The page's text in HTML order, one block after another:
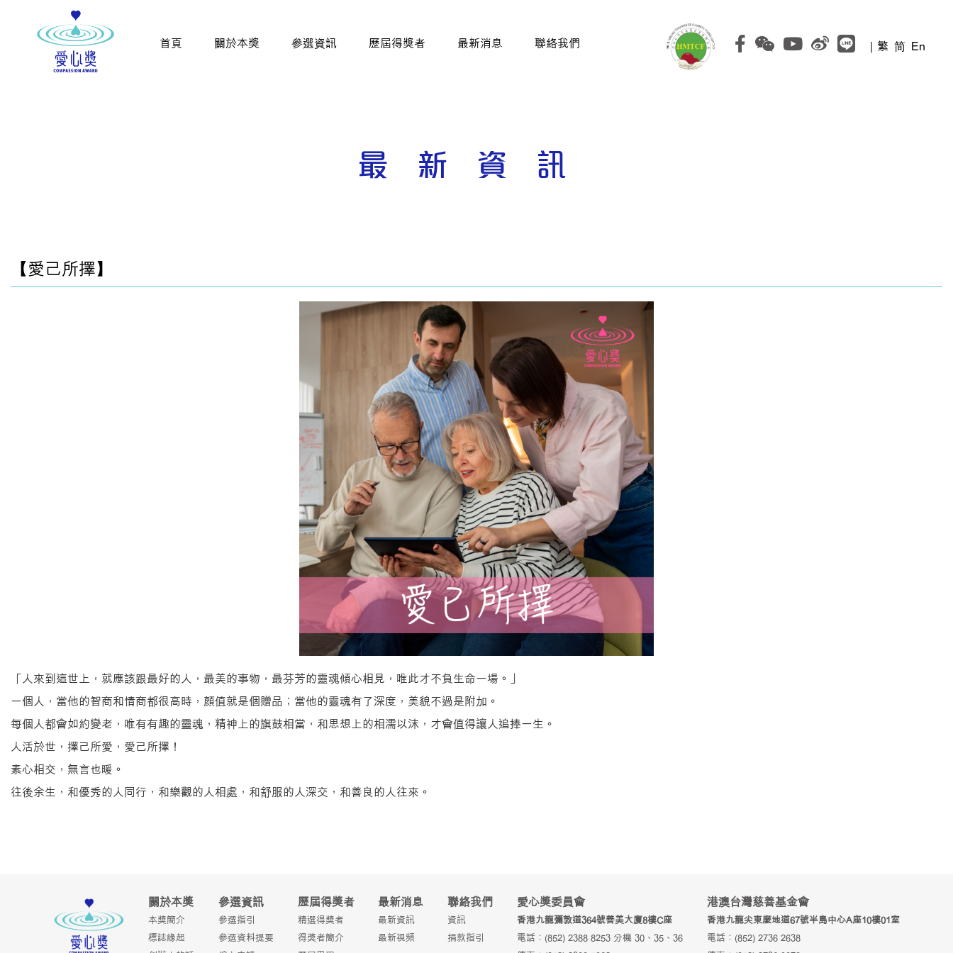
首頁 關於本獎 參選資訊 歷屆得獎者 最新消息 聯絡我們 繁 简 En
最新資訊
【愛己所擇】
「人來到這世上，就應該跟最好的人，最美的事物，最芬芳的靈魂傾心相見，唯此才不負生命一場。」
一個人，當他的智商和情商都很高時，顏值就是個贈品；當他的靈魂有了深度，美貌不過是附加。
每個人都會如約變老，唯有有趣的靈魂，精神上的旗鼓相當，和思想上的相濡以沫，才會值得讓人追捧一生。
人活於世，擇己所愛，愛己所擇！
素心相交，無言也暖。
往後余生，和優秀的人同行，和樂觀的人相處，和舒服的人深交，和善良的人往來。
關於本獎
本獎簡介
標誌緣起
參選資訊
參選指引
參選資料提要
歷屆得獎者
精選得獎者
得獎者簡介
最新消息
最新資訊
最新視頻
聯絡我們
資訊
捐款指引
愛心獎委員會
香港九龍彌敦道364號善美大廈8樓C座
電話：(852) 2388 8253 分機 30、35、36
港澳台灣慈善基金會
香港九龍尖東麼地道67號半島中心A座10樓01室
電話：(852) 2736 2638